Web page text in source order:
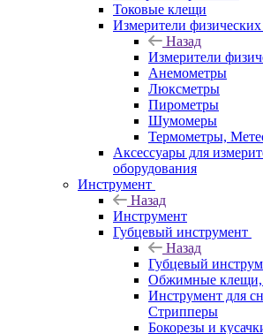
Токовые клещи
Измерители
Назад
Измерители
Анемометры
Люксметры
Пирометры
Шумомеры
Термометры,
Аксессуары для
оборудования
Инструмент
Назад
Инструмент
Губцевый инструмент
Назад
Губцевый
Обжимные
Инструмент для
Стрипперы
Бокорезы и